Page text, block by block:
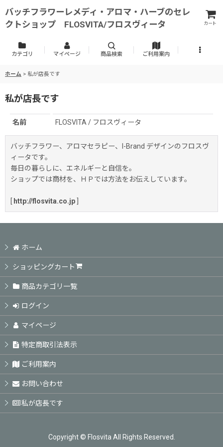
バッチフラワーレメディ・アロマ・ハーブのセレ
クトショップ FLOSVITA/フロスヴィータ
カート
カテゴリ マイページ 商品検索 ご利用案内
ホーム > 私が店長です
私が店長です
名前 FLOSVITA / フロスヴィータ
バッチフラワー、アロマセラピー、I-Brand デザインのフロスヴ
ィータです。
毎日の暮らしに、エネルギーと自信を。
ショップでは商材を、ＨＰでは方法をお伝えしています。
http://flosvita.co.jp
ホーム
ショッピングカート
商品カテゴリ一覧
ログイン
マイページ
特定商取引法表示
ご利用案内
お問い合わせ
私が店長です
Copyright © Flosvita All Rights Reserved.